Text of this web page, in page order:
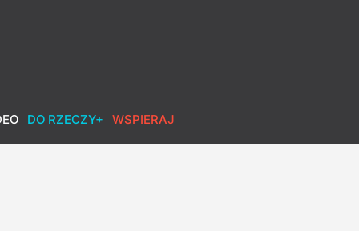
DO RZECZY+ WSPIERAJ
Lisicki: Sypie się opowieść o pandemii